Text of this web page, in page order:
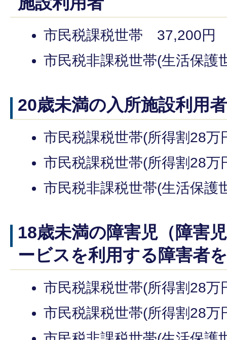
市民税課税世帯 37,200円
市民税非課税世帯(生活保
20歳未満の入所施設利用者
市民税課税世帯(所得割28
市民税課税世帯(所得割28
市民税非課税世帯(生活保
18歳未満の障害児（障害
ービスを利用する障害者
市民税課税世帯(所得割28
市民税課税世帯(所得割28